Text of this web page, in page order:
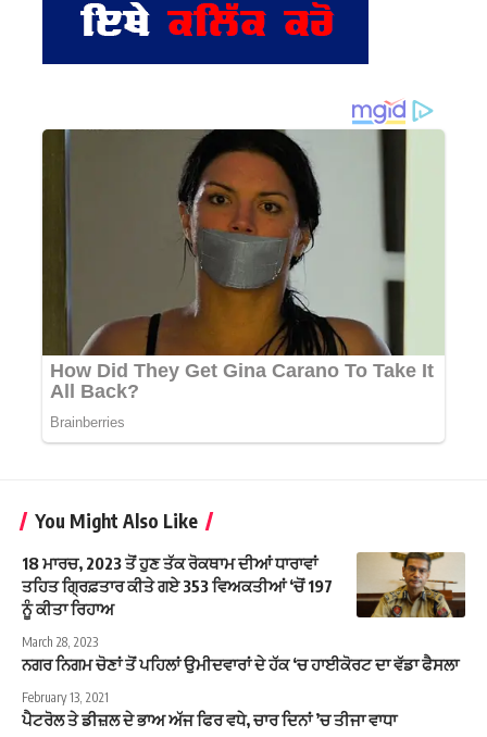
You Might Also Like
18 ਮਾਰਚ, 2023 ਤੋਂ ਹੁਣ ਤੱਕ ਰੋਕਥਾਮ ਦੀਆਂ ਧਾਰਾਵਾਂ
ਤਹਿਤ ਗ੍ਰਿਫ਼ਤਾਰ ਕੀਤੇ ਗਏ 353 ਵਿਅਕਤੀਆਂ ‘ਚੋਂ 197
ਨੂੰ ਕੀਤਾ ਰਿਹਾਅ
March 28, 2023
ਨਗਰ ਨਿਗਮ ਚੋਣਾਂ ਤੋਂ ਪਹਿਲਾਂ ਉਮੀਦਵਾਰਾਂ ਦੇ ਹੱਕ ‘ਚ ਹਾਈਕੋਰਟ ਦਾ ਵੱਡਾ ਫੈਸਲਾ
February 13, 2021
ਪੈਟਰੋਲ ਤੇ ਡੀਜ਼ਲ ਦੇ ਭਾਅ ਅੱਜ ਫਿਰ ਵਧੇ, ਚਾਰ ਦਿਨਾਂ ’ਚ ਤੀਜਾ ਵਾਧਾ